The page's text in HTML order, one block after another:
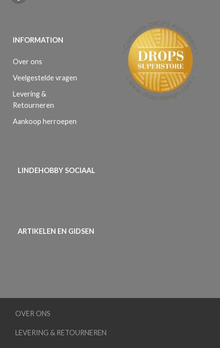
INFORMATION
Over ons
Veelgestelde vragen
Levering &
Retourneren
Aankoop herroepen
LINDEHOBBY SOCIAAL
ARTIKELEN EN GIDSEN
OVER ONS
LEVERING & RETOURNEREN